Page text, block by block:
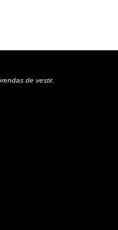
de vestir.